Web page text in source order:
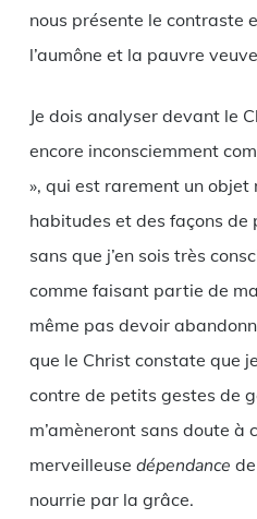
nous présente le contraste
l’aumône et la pauvre
Je dois analyser devant le
encore inconsciemment
», qui est rarement un objet
habitudes et des façons de
sans que j’en sois très
comme faisant partie de
même pas devoir
que le Christ constate que
contre de petits gestes de
m’amèneront sans doute à
merveilleuse dépendance
nourrie par la grâce.